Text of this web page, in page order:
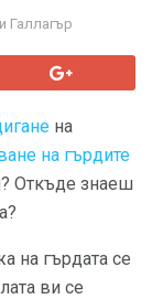
Галлагър
на
на гърдите
Откъде знаеш
на гърдата се
ви се